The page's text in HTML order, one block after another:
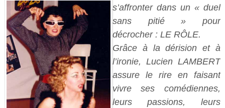
s’affronter dans un « duel
sans pitié » pour
décrocher : LE RÔLE.
Grâce à la dérision et à
l’ironie, Lucien LAMBERT
assure le rire en faisant
vivre ses comédiennes,
leurs passions, leurs